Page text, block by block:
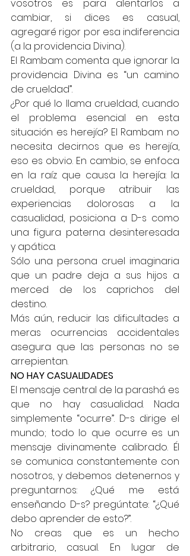
vosotros es para alentarlos a
cambiar, si dices es casual,
agregaré rigor por esa indiferencia
(a la providencia Divina).
El Rambam comenta que ignorar la
providencia Divina es “un camino
de crueldad”.
¿Por qué lo llama crueldad, cuando
el problema esencial en esta
situación es herejía? El Rambam no
necesita decirnos que es herejía,
eso es obvio. En cambio, se enfoca
en la raíz que causa la herejía: la
crueldad, porque atribuir las
experiencias dolorosas a la
casualidad, posiciona a D-s como
una figura paterna desinteresada
y apática.
Sólo una persona cruel imaginaria
que un padre deja a sus hijos a
merced de los caprichos del
destino.
Más aún, reducir las dificultades a
meras ocurrencias accidentales
asegura que las personas no se
arrepientan.
NO HAY CASUALIDADES
El mensaje central de la parashá es
que no hay casualidad. Nada
simplemente “ocurre”. D-s dirige el
mundo; todo lo que ocurre es un
mensaje divinamente calibrado. Él
se comunica constantemente con
nosotros, y debemos detenernos y
preguntarnos: ¿Qué me está
enseñando D-s? pregúntate: “¿Qué
debo aprender de esto?”.
No creas que es un hecho
arbitrario, casual. En lugar de